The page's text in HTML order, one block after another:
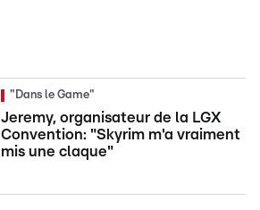
"Dans le Game"
Jeremy, organisateur de la LGX
Convention: "Skyrim m'a vraiment
mis une claque"